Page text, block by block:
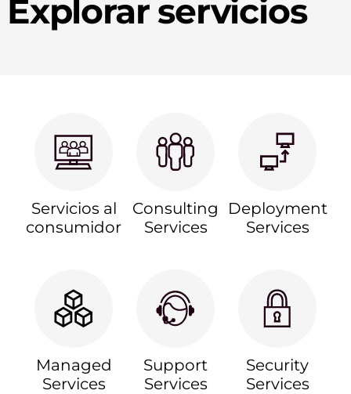
Explorar servicios
Servicios al
consumidor
Consulting
Services
Deployment
Services
Managed
Services
Support
Services
Security
Services